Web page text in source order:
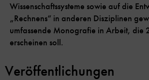
Wissenschaftssysteme sowie auf die
„Rechnens“ in anderen Disziplinen
umfassende Monografie in Arbeit,
erscheinen soll.
Veröffentlichungen